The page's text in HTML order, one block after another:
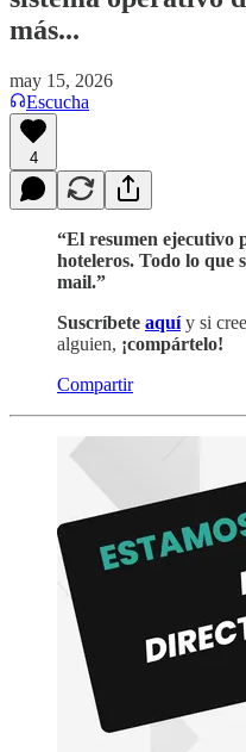
más...
may 15, 2026
Escucha
4
“El resumen ejecutivo
hoteleros. Todo lo que
mail.”
Suscríbete aquí y si
alguien, ¡compártelo!
Compartir